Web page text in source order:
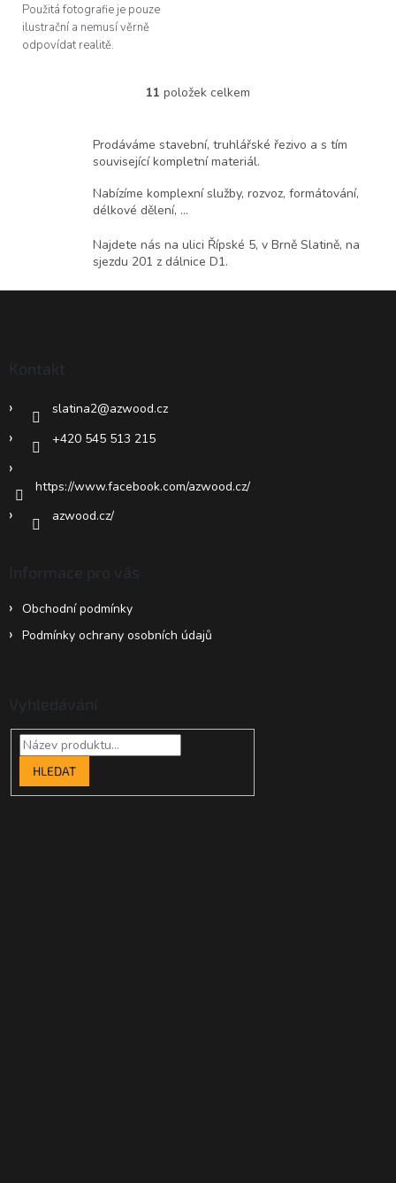
Použitá fotografie je pouze
ilustrační a nemusí věrně
odpovídat realitě.
O
á
d
a
c
r
v
11 položek celkem
Prodáváme stavební, truhlářské řezivo a s tím
související kompletní materiál.
Nabízíme komplexní služby, rozvoz, formátování,
délkové dělení, ...
Najdete nás na ulici Řípské 5, v Brně Slatině, na
sjezdu 201 z dálnice D1.
Kontakt
slatina2@azwood.cz
+420 545 513 215
https://www.facebook.com/azwood.cz/
azwood.cz/
Informace pro vás
Obchodní podmínky
Podmínky ochrany osobních údajů
Vyhledávání
HLEDAT